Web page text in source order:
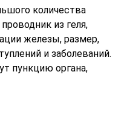
количества
из геля,
железы, размер,
и заболеваний.
пункцию органа,